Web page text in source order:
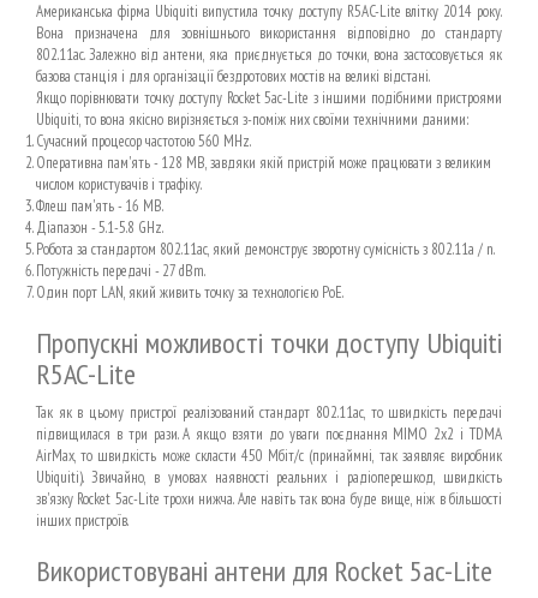
Американська фірма Ubiquiti випустила точку доступу R5AC-Lite влітку 2014 року.
Вона призначена для зовнішнього використання відповідно до стандарту
802.11ac. Залежно від антени, яка приєднується до точки, вона застосовується як
базова станція і для організації бездротових мостів на великі відстані.
Якщо порівнювати точку доступу Rocket 5ac-Lite з іншими подібними пристроями
Ubiquiti, то вона якісно вирізняється з-поміж них своїми технічними даними:
Сучасний процесор частотою 560 MHz.
Оперативна пам'ять - 128 MB, завдяки якій пристрій може працювати з великим
числом користувачів і трафіку.
Флеш пам'ять - 16 MB.
Діапазон - 5.1-5.8 GHz.
Робота за стандартом 802.11ac, який демонструє зворотну сумісність з 802.11a / n.
Потужність передачі - 27 dBm.
Один порт LAN, який живить точку за технологією PoE.
Пропускні можливості точки доступу Ubiquiti
R5AC-Lite
Так як в цьому пристрої реалізований стандарт 802.11ac, то швидкість передачі
підвищилася в три рази. А якщо взяти до уваги поєднання MIMO 2x2 і TDMA
AirMax, то швидкість може скласти 450 Мбіт/с (принаймні, так заявляє виробник
Ubiquiti). Звичайно, в умовах наявності реальних і радіоперешкод, швидкість
зв'язку Rocket 5ac-Lite трохи нижча. Але навіть так вона буде вище, ніж в більшості
інших пристроїв.
Використовувані антени для Rocket 5ac-Lite